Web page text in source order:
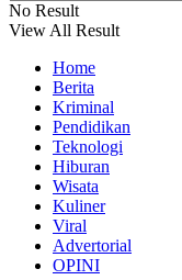
No Result
View All Result
Home
Berita
Kriminal
Pendidikan
Teknologi
Hiburan
Wisata
Kuliner
Viral
Advertorial
OPINI